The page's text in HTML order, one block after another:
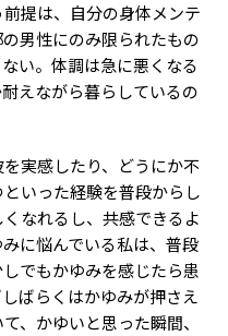
提は、自分の身体メンテ
男性にのみ限られたもの
い。体調は急に悪くなる
えながら暮らしているの
実感したり、どうにか不
いった経験を普段からし
なれるし、共感できるよ
に悩んでいる私は、普段
でもかゆみを感じたら患
ばらくはかゆみが押さえ
、かゆいと思った瞬間、